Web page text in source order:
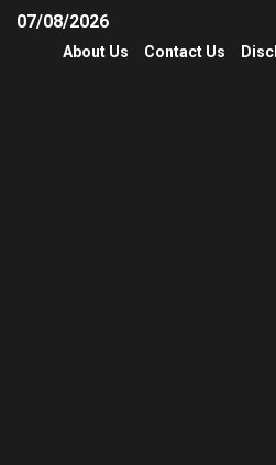
07/08/2026
About Us Contact Us